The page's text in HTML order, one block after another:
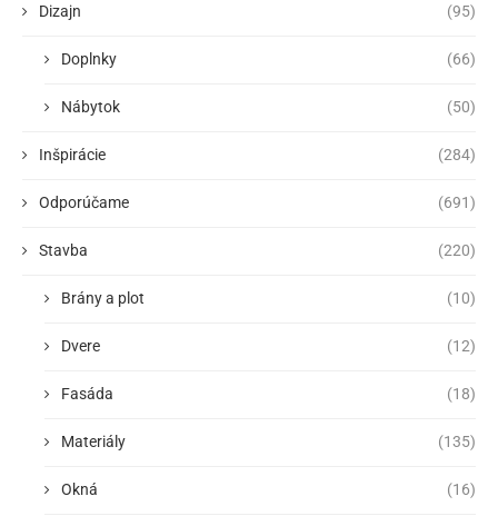
Dizajn (95)
Doplnky (66)
Nábytok (50)
Inšpirácie (284)
Odporúčame (691)
Stavba (220)
Brány a plot (10)
Dvere (12)
Fasáda (18)
Materiály (135)
Okná (16)